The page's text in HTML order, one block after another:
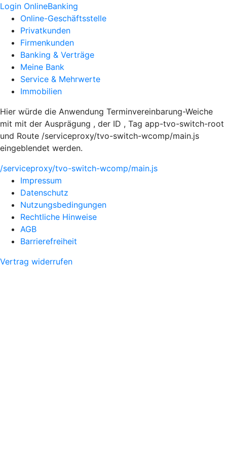
Login OnlineBanking
Online-Geschäftsstelle
Privatkunden
Firmenkunden
Banking & Verträge
Meine Bank
Service & Mehrwerte
Immobilien
Hier würde die Anwendung Terminvereinbarung-Weiche
mit mit der Ausprägung , der ID , Tag app-tvo-switch-root
und Route /serviceproxy/tvo-switch-wcomp/main.js
eingeblendet werden.
/serviceproxy/tvo-switch-wcomp/main.js
Impressum
Datenschutz
Nutzungsbedingungen
Rechtliche Hinweise
AGB
Barrierefreiheit
Vertrag widerrufen